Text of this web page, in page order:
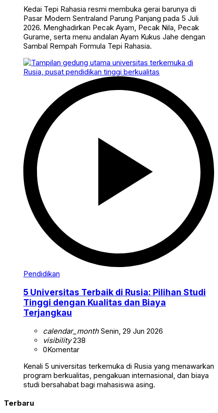
Kedai Tepi Rahasia resmi membuka gerai barunya di
Pasar Modern Sentraland Parung Panjang pada 5 Juli
2026. Menghadirkan Pecak Ayam, Pecak Nila, Pecak
Gurame, serta menu andalan Ayam Kukus Jahe dengan
Sambal Rempah Formula Tepi Rahasia.
Pendidikan
5 Universitas Terbaik di Rusia: Pilihan Studi
Tinggi dengan Kualitas dan Biaya
Terjangkau
calendar_monthSenin, 29 Jun 2026
visibility238
0Komentar
Kenali 5 universitas terkemuka di Rusia yang menawarkan
program berkualitas, pengakuan internasional, dan biaya
studi bersahabat bagi mahasiswa asing.
Terbaru